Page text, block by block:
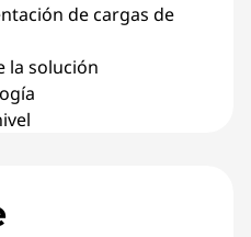
de cargas de
la solución